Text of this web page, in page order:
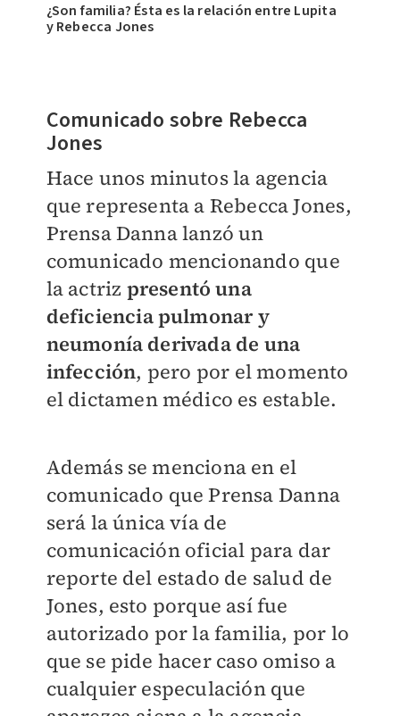
¿Son familia? Ésta es la relación entre Lupita
y Rebecca Jones
Comunicado sobre Rebecca
Jones
Hace unos minutos la agencia
que representa a Rebecca Jones,
Prensa Danna lanzó un
comunicado mencionando que
la actriz presentó una
deficiencia pulmonar y
neumonía derivada de una
infección, pero por el momento
el dictamen médico es estable.
Además se menciona en el
comunicado que Prensa Danna
será la única vía de
comunicación oficial para dar
reporte del estado de salud de
Jones, esto porque así fue
autorizado por la familia, por lo
que se pide hacer caso omiso a
cualquier especulación que